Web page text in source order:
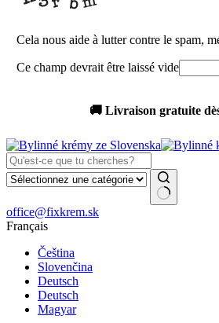
Cela nous aide à lutter contre le spam,
Ce champ devrait être laissé vide
🚚 Livraison gratuite dès 50 €
Aucun
résultat
office@fixkrem.sk
Français
Čeština
Slovenčina
Deutsch
Deutsch
Magyar